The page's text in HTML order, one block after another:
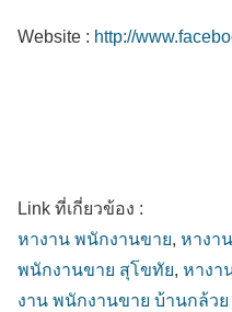
Website : http://
Link ที่เกี่ยวข้อง :
หางาน พนักงานขาย, หางา
พนักงานขาย สุโขทัย, หางา
งาน พนักงานขาย บ้านกล้ว